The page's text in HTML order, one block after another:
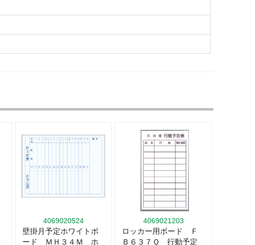
4069020524
壁掛月予定ホワイトボ
ード ＭＨ３４Ｍ ホ
4069021203
ロッカー用ボード Ｆ
Ｂ６３７Ｑ 行動予定